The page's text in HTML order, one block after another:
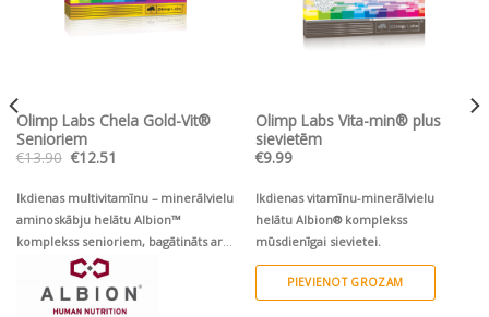
Olimp Labs Chela Gold-Vit®
Senioriem
€13.90 Original
€13.90.
€12.51
€12.51.
Ikdienas multivitamīnu – minerālvielu
aminoskābju helātu Albion™
komplekss senioriem, bagātināts ar
luteīnu, Korejas ženšeņ un augu
sterīniem
Olimp Labs Vita-min® plus
sievietēm
€9.99
Ikdienas vitamīnu-minerālvielu
helātu Albion® komplekss
mūsdienīgai sievietei.
PIEVIENOT GROZAM